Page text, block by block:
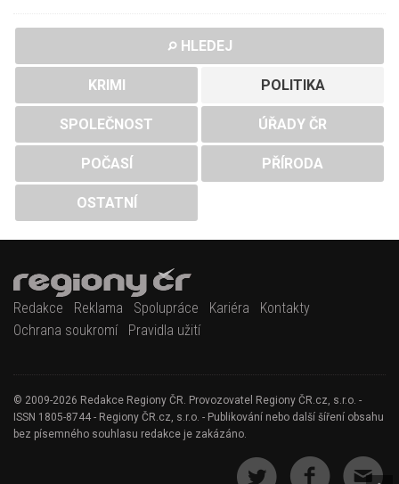
HLEDEJ
KRIMI POLITIKA
SPOLEČNOST ÚŘADY ČR
POČASÍ PŘÍRODA
OSTATNÍ
Redakce Reklama Spolupráce Kariéra
Kontakty
Ochrana soukromí
Pravidla užití
© 2009-2026 Redakce Regiony ČR. Provozovatel Regiony ČR.cz, s.r.o. -
ISSN 1805-8744 - Regiony ČR.cz, s.r.o. - Publikování nebo další šíření obsahu
bez písemného souhlasu redakce je zakázáno.